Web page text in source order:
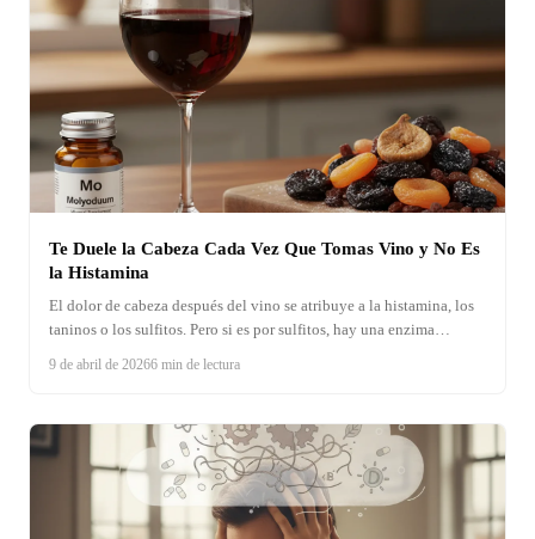
Te Duele la Cabeza Cada Vez Que Tomas Vino y No Es
la Histamina
El dolor de cabeza después del vino se atribuye a la histamina, los
taninos o los sulfitos. Pero si es por sulfitos, hay una enzima
9 de abril de 20266 min de lectura